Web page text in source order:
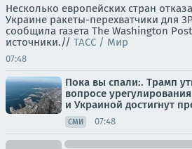
Несколько европейских стран
Украине ракеты-перехватчики для
сообщила газета The Washington
источники.// ТАСС / Мир
07:48
Пока вы спали:. Трамп
вопросе
и Украиной достигнут
СМИ 07:48